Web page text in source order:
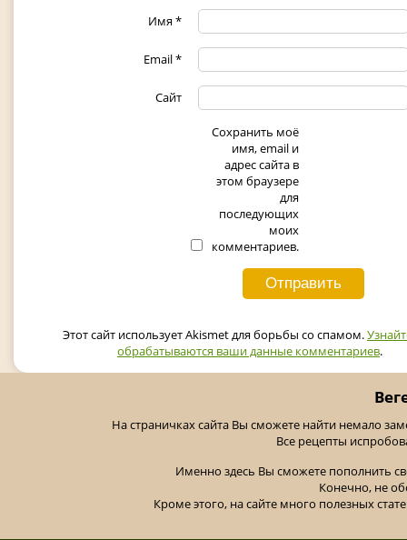
Имя*
Email*
Сайт
Сохранить моё
имя, email и
адрес сайта в
этом браузере
для
последующих
моих
комментариев.
Этот сайт использует Akismet для борьбы со спамом.
обрабатываются ваши данные комментариев.
На страничках сайта Вы сможете найти немало
Все рецепты
Именно здесь Вы сможете пополнить
Конечно, не
Кроме этого, на сайте много полезных